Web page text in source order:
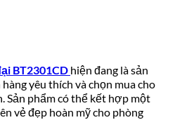
BT2301CD hiện đang là sản
yêu thích và chọn mua cho
Sản phẩm có thể kết hợp một
vẻ đẹp hoàn mỹ cho phòng